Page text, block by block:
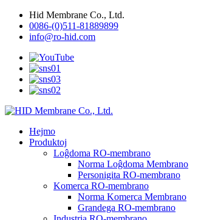
Hid Membrane Co., Ltd.
0086-(0)511-81889899
info@ro-hid.com
Hejmo
Produktoj
Loĝdoma RO-membrano
Norma Loĝdoma Membrano
Personigita RO-membrano
Komerca RO-membrano
Norma Komerca Membrano
Grandega RO-membrano